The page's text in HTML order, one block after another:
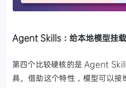
Agent Skills：给本地模型挂
第四个比较硬核的是 Agent
具。借助这个特性，模型可以接